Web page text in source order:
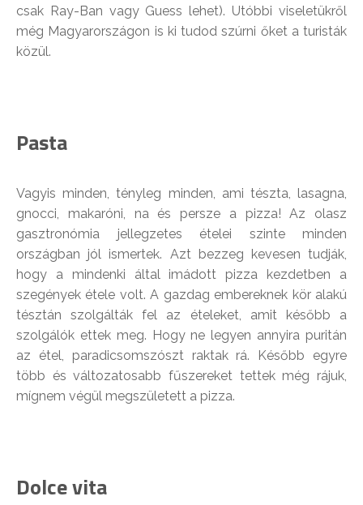
csak Ray-Ban vagy Guess lehet). Utóbbi viseletükről
még Magyarországon is ki tudod szúrni őket a turisták
közül.
Pasta
Vagyis minden, tényleg minden, ami tészta, lasagna,
gnocci, makaróni, na és persze a pizza! Az olasz
gasztronómia jellegzetes ételei szinte minden
országban jól ismertek. Azt bezzeg kevesen tudják,
hogy a mindenki által imádott pizza kezdetben a
szegények étele volt. A gazdag embereknek kör alakú
tésztán szolgálták fel az ételeket, amit később a
szolgálók ettek meg. Hogy ne legyen annyira puritán
az étel, paradicsomszószt raktak rá. Később egyre
több és változatosabb fűszereket tettek még rájuk,
mígnem végül megszületett a pizza.
Dolce vita